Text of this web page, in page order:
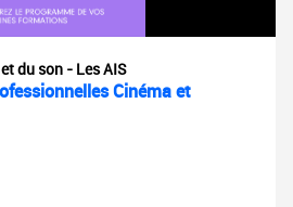
du son - Les AIS
Cinéma et